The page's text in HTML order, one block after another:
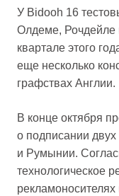
У Bidooh 16
Олдеме, Рочдейле
квартале этого
еще несколько
графствах Англии.
В конце октября
о подписании
и Румынии.
технологическое